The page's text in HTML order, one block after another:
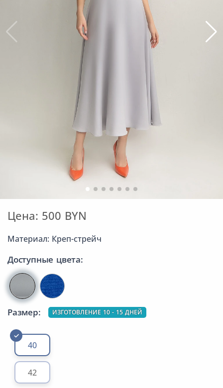
Цена: 500 BYN
Материал: Креп-стрейч
Доступные цвета:
Размер: ИЗГОТОВЛЕНИЕ 10 - 15 ДНЕЙ
40
42